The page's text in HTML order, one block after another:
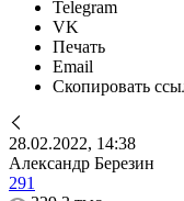
Telegram
VK
Печать
Email
Скопировать
28.02.2022, 14:38
Александр Березин
291